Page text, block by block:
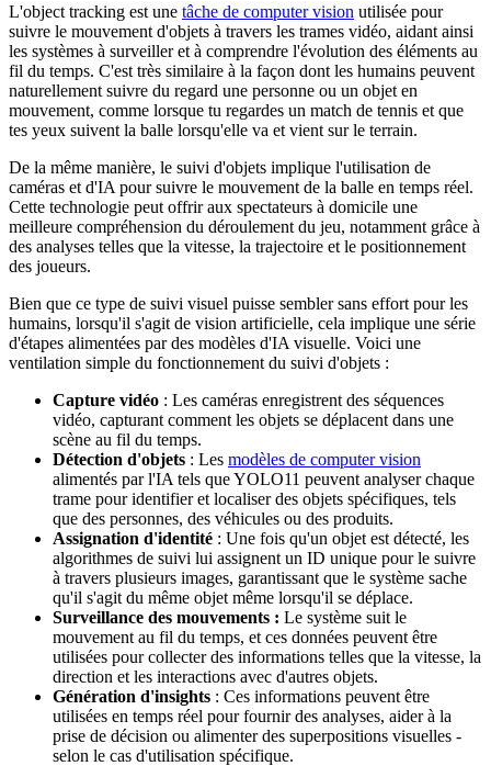
L'object tracking est une tâche de computer vision utilisée pour
suivre le mouvement d'objets à travers les trames vidéo, aidant ainsi
les systèmes à surveiller et à comprendre l'évolution des éléments au
fil du temps. C'est très similaire à la façon dont les humains peuvent
naturellement suivre du regard une personne ou un objet en
mouvement, comme lorsque tu regardes un match de tennis et que
tes yeux suivent la balle lorsqu'elle va et vient sur le terrain.
De la même manière, le suivi d'objets implique l'utilisation de
caméras et d'IA pour suivre le mouvement de la balle en temps réel.
Cette technologie peut offrir aux spectateurs à domicile une
meilleure compréhension du déroulement du jeu, notamment grâce à
des analyses telles que la vitesse, la trajectoire et le positionnement
des joueurs.
Bien que ce type de suivi visuel puisse sembler sans effort pour les
humains, lorsqu'il s'agit de vision artificielle, cela implique une série
d'étapes alimentées par des modèles d'IA visuelle. Voici une
ventilation simple du fonctionnement du suivi d'objets :
Capture vidéo : Les caméras enregistrent des séquences
vidéo, capturant comment les objets se déplacent dans une
scène au fil du temps.
Détection d'objets : Les modèles de computer vision
alimentés par l'IA tels que YOLO11 peuvent analyser chaque
trame pour identifier et localiser des objets spécifiques, tels
que des personnes, des véhicules ou des produits.
Assignation d'identité : Une fois qu'un objet est détecté, les
algorithmes de suivi lui assignent un ID unique pour le suivre
à travers plusieurs images, garantissant que le système sache
qu'il s'agit du même objet même lorsqu'il se déplace.
Surveillance des mouvements : Le système suit le
mouvement au fil du temps, et ces données peuvent être
utilisées pour collecter des informations telles que la vitesse, la
direction et les interactions avec d'autres objets.
Génération d'insights : Ces informations peuvent être
utilisées en temps réel pour fournir des analyses, aider à la
prise de décision ou alimenter des superpositions visuelles -
selon le cas d'utilisation spécifique.